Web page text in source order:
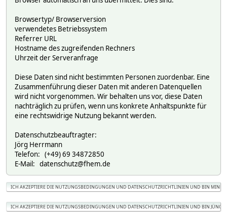
Browsertyp/ Browserversion
verwendetes Betriebssystem
Referrer URL
Hostname des zugreifenden Rechners
Uhrzeit der Serveranfrage
Diese Daten sind nicht bestimmten Personen zuordenbar. Eine
Zusammenführung dieser Daten mit anderen Datenquellen
wird nicht vorgenommen. Wir behalten uns vor, diese Daten
nachträglich zu prüfen, wenn uns konkrete Anhaltspunkte für
eine rechtswidrige Nutzung bekannt werden.
Datenschutzbeauftragter:
Jörg Herrmann
Telefon: (+49) 69 34872850
E-Mail: datenschutz@fhem.de